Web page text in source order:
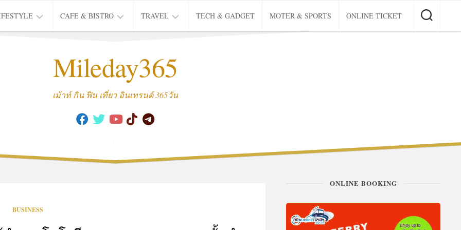
MOVIE
CAFE & BISTRO
CAFE
TRAVEL
THAI
TRIP
TECH & GADGET MOTER & SPORTS ONLINE TICKET
Mileday365
เม้าท์ กิน ฟิน เที่ยว อินเทรนด์ 365วัน
BUSINESS
ONLINE BOOKING